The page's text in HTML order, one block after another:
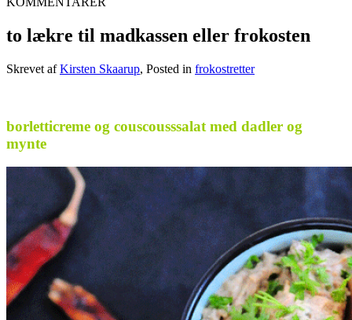
to lækre til madkassen eller frokosten
Skrevet afKirsten Skaarup, Posted in frokostretter
borletticreme og couscousssalat med dadler og
mynte